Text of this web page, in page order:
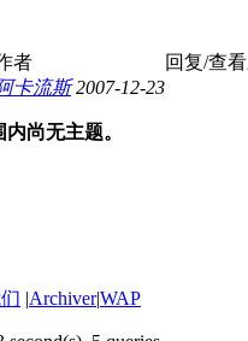
者 回复/查看
卡流斯 2007-12-23
尚无主题。
|Archiver|WAP